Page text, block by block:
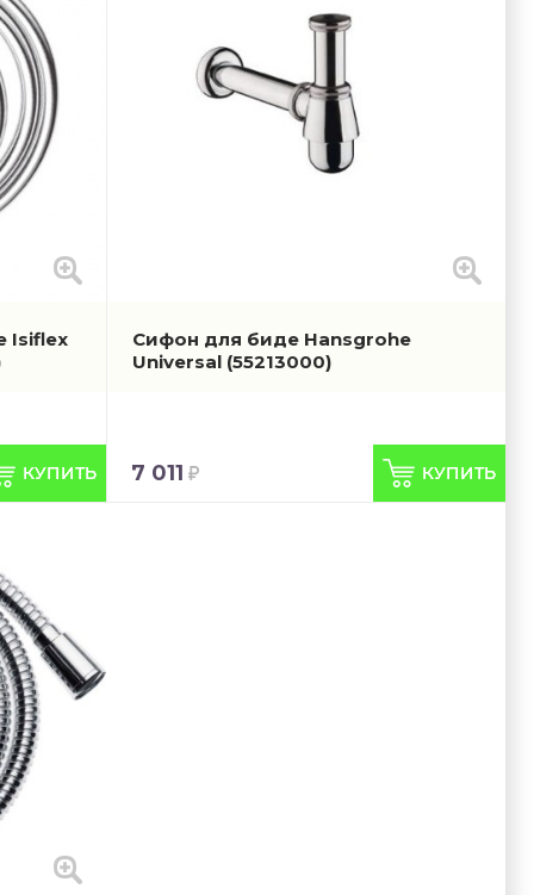
Isiflex
Сифон для биде Hansgrohe
Universal (55213000)
7 011